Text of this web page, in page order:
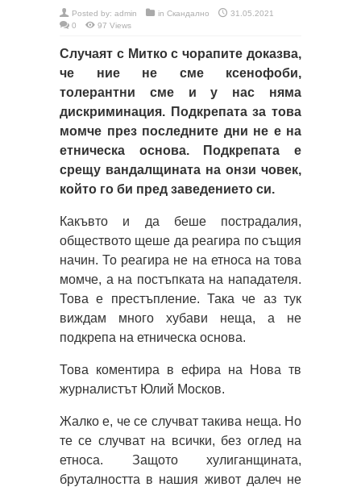
Posted by: admin in Скандално
31.05.2021
0
97 Views
Случаят с Митко с чорапите доказва,
че ние не сме ксенофоби,
толерантни сме и у нас няма
дискриминация. Подкрепата за това
момче през последните дни не е на
етническа основа. Подкрепата е
срещу вандалщината на онзи човек,
който го би пред заведението си.
Какъвто и да беше пострадалия,
обществото щеше да реагира по същия
начин. То реагира не на етноса на това
момче, а на постъпката на нападателя.
Това е престъпление. Така че аз тук
виждам много хубави неща, а не
подкрепа на етническа основа.
Това коментира в ефира на Нова тв
журналистът Юлий Москов.
Жалко е, че се случват такива неща. Но
те се случват на всички, без оглед на
етноса. Защото хулиганщината,
бруталността в нашия живот далеч не